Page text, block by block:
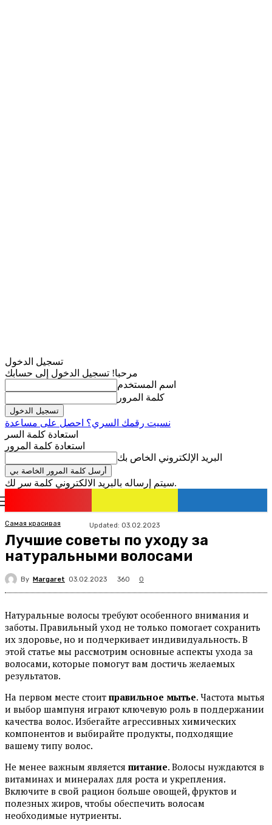
تسجيل الدخول
مرحبا! تسجيل الدخول إلى حسابك
اسم المستخدم
كلمة المرور
نسيت رقمك السري؟ احصل على مساعدة
استعادة كلمة السر
استعادة كلمة المرور
البريد الإلكتروني الخاص بك
سيتم إرساله بالبريد الالكتروني كلمة سر لك.
Самая красивая Updated: 03.02.2023
Лучшие советы по уходу за
натуральными волосами
By Margaret 03.02.2023 360 0
Натуральные волосы требуют особенного внимания и
заботы. Правильный уход не только помогает сохранить
их здоровье, но и подчеркивает индивидуальность. В
этой статье мы рассмотрим основные аспекты ухода за
волосами, которые помогут вам достичь желаемых
результатов.
На первом месте стоит правильное мытье. Частота мытья
и выбор шампуня играют ключевую роль в поддержании
качества волос. Избегайте агрессивных химических
компонентов и выбирайте продукты, подходящие
вашему типу волос.
Не менее важным является питание. Волосы нуждаются в
витаминах и минералах для роста и укрепления.
Включите в свой рацион больше овощей, фруктов и
полезных жиров, чтобы обеспечить волосам
необходимые нутриенты.